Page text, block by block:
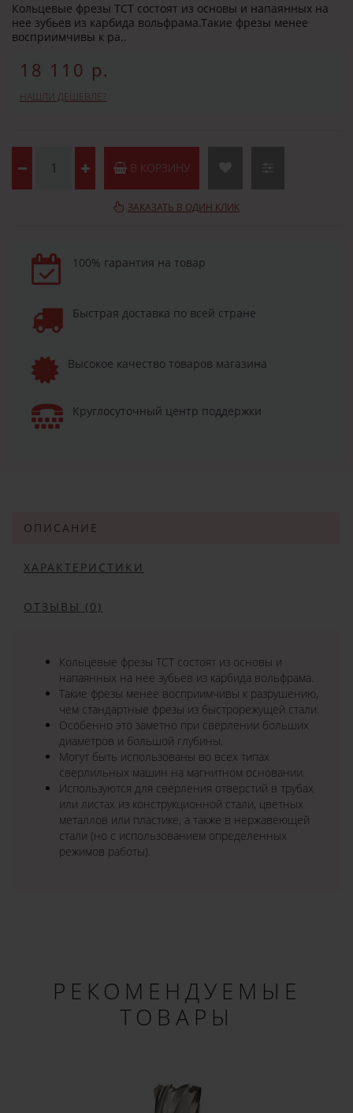
ДОБРО ПОЖАЛОВАТЬ!
Кольцевые фрезы TCT состоят из основы и напаянных на
нее зубьев из карбида вольфрама.Такие фрезы менее
восприимчивы к ра..
18 110 р.
НАШЛИ ДЕШЕВЛЕ?
В КОРЗИНУ
ЗАКАЗАТЬ В ОДИН КЛИК
100% гарантия на товар
Быстрая доставка по всей стране
Высокое качество товаров магазина
Круглосуточный центр поддержки
ОПИСАНИЕ
ХАРАКТЕРИСТИКИ
ОТЗЫВЫ (0)
Кольцевые фрезы TCT состоят из основы и
напаянных на нее зубьев из карбида вольфрама.
Такие фрезы менее восприимчивы к разрушению,
чем стандартные фрезы из быстрорежущей стали.
Особенно это заметно при сверлении больших
диаметров и большой глубины.
Могут быть использованы во всех типах
сверлильных машин на магнитном основании.
Используются для сверления отверстий в трубах
или листах из конструкционной стали, цветных
металлов или пластике, а также в нержавеющей
стали (но с использованием определенных
режимов работы).
РЕКОМЕНДУЕМЫЕ
ТОВАРЫ